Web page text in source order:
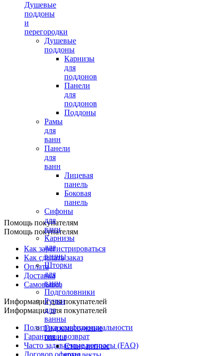
Душевые
поддоны
и
перегородки
Душевые
поддоны
Карнизы
для
поддонов
Панели
для
поддонов
Поддоны
Рамы
для
ванн
Панели
для
ванн
Лицевая
панель
Боковая
панель
Сифоны
для
ванн
Карнизы
для
ванны
Шторки
для
ванн
Подголовники
Ручки
для
ванны
Гидромассажные
опции
Стандартные
Помощь покупателям
Помощь покупателям
Как зарегистрироваться
Как сделать заказ
Оплата
Доставка
Самовывоз
Информация для покупателей
Информация для покупателей
Политика конфиденциальности
Гарантия и возврат
Часто задаваемые вопросы (FAQ)
Договор оферты